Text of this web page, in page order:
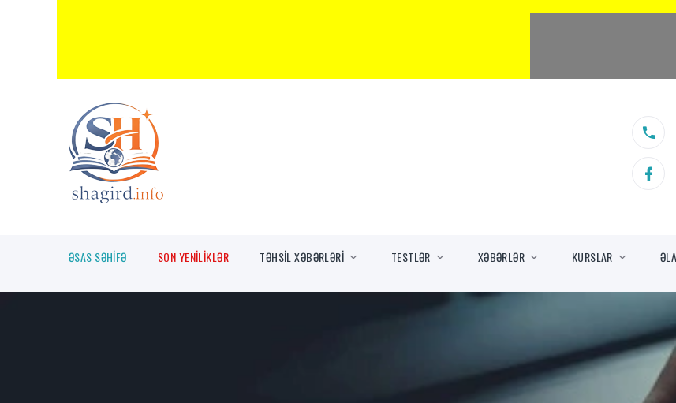
ƏSAS SƏHİFƏ SON YENİLİKLƏR TƏHSİL XƏBƏRLƏRİ TESTLƏR XƏBƏRLƏR KURSLAR